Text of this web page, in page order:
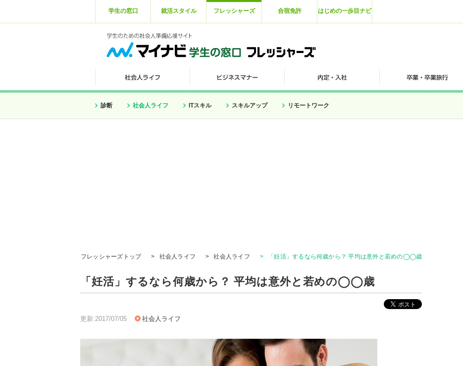
学生の窓口 就活スタイル フレッシャーズ 合宿免許 はじめの一歩目ナビ
診断 社会人ライフ ITスキル スキルアップ リモートワーク
フレッシャーズトップ > 社会人ライフ > 社会人ライフ > 「妊活」するなら何歳から？ 平均は意外と若めの◯◯歳
「妊活」するなら何歳から？ 平均は意外と若めの◯◯歳
更新:2017/07/05 社会人ライフ